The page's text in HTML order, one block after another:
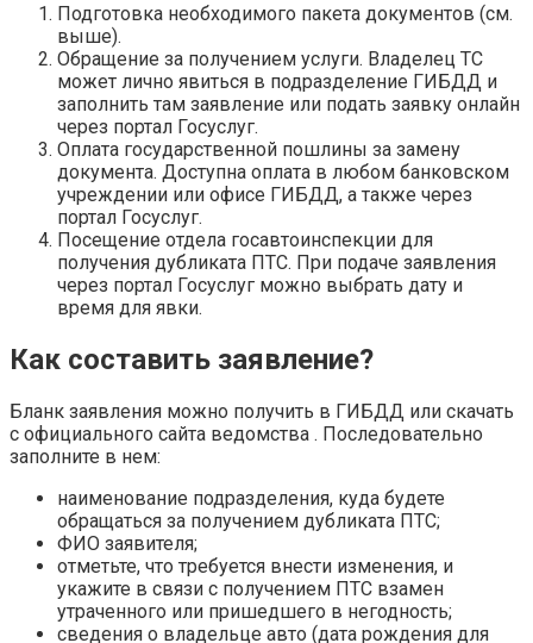
Подготовка необходимого пакета документов (см.
выше).
Обращение за получением услуги. Владелец ТС
может лично явиться в подразделение ГИБДД и
заполнить там заявление или подать заявку онлайн
через портал Госуслуг.
Оплата государственной пошлины за замену
документа. Доступна оплата в любом банковском
учреждении или офисе ГИБДД, а также через
портал Госуслуг.
Посещение отдела госавтоинспекции для
получения дубликата ПТС. При подаче заявления
через портал Госуслуг можно выбрать дату и
время для явки.
Как составить заявление?
Бланк заявления можно получить в ГИБДД или скачать
с официального сайта ведомства . Последовательно
заполните в нем:
наименование подразделения, куда будете
обращаться за получением дубликата ПТС;
ФИО заявителя;
отметьте, что требуется внести изменения, и
укажите в связи с получением ПТС взамен
утраченного или пришедшего в негодность;
сведения о владельце авто (дата рождения для